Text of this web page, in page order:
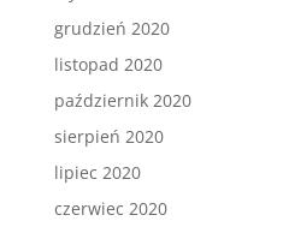
grudzień 2020
listopad 2020
październik 2020
sierpień 2020
lipiec 2020
czerwiec 2020